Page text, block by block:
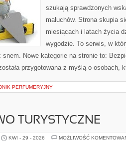
szukają sprawdzonych
maluchów. Strona skupia
miesiącach i latach życia
wygodzie. To serwis, w
Nowe kategorie na stronie to:
przygotowana z myślą o osobach,
PERFUMERYJNY
TURYSTYCZNE
KWI - 29 - 2026 MOŻLIWOŚĆ